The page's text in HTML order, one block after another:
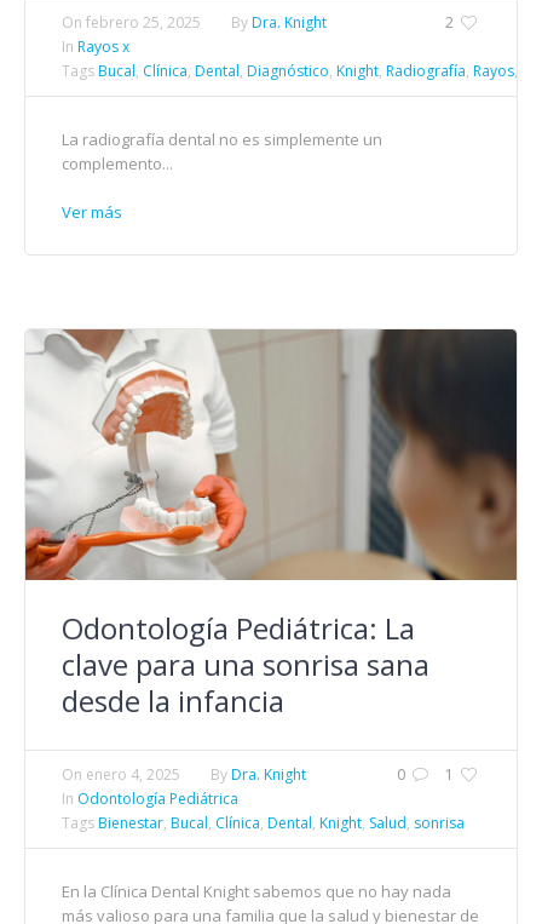
2
On febrero 25, 2025 ByDra. Knight
In Rayos x
TagsBucal, Clínica, Dental, Diagnóstico, Knight, Radiografía, Rayos,
La radiografía dental no es simplemente un
complemento...
Ver más
Odontología Pediátrica: La
clave para una sonrisa sana
desde la infancia
0 1
On enero 4, 2025 ByDra. Knight
In Odontología Pediátrica
TagsBienestar, Bucal, Clínica, Dental, Knight, Salud, sonrisa
En la Clínica Dental Knight sabemos que no hay nada
más valioso para una familia que la salud y bienestar de